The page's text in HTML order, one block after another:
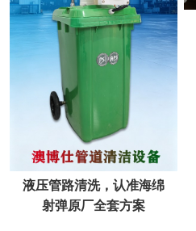
液压管路清洗，认准海绵
射弹原厂全套方案